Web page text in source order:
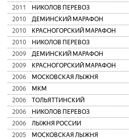
2011
НИКОЛОВ ПЕРЕВОЗ
2010
ДЕМИНСКИЙ МАРАФОН
2010
КРАСНОГОРСКИЙ МАРАФОН
2010
НИКОЛОВ ПЕРЕВОЗ
2009
ДЕМИНСКИЙ МАРАФОН
2009
КРАСНОГОРСКИЙ МАРАФОН
2006
МОСКОВСКАЯ ЛЫЖНЯ
2006
МКМ
2006
ТОЛЬЯТТИНСКИЙ
2006
НИКОЛОВ ПЕРЕВОЗ
2006
ЛЫЖНЯ РОССИИ
2005
МОСКОВСКАЯ ЛЫЖНЯ